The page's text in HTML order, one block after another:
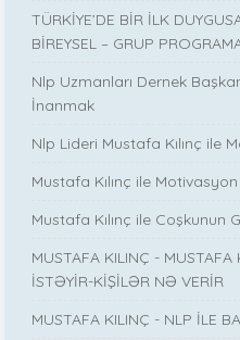
TÜRKİYE’DE BİR İLK
BİREYSEL – GRUP
Nlp Uzmanları Dernek
İnanmak
Nlp Lideri Mustafa Kılınç ile
Mustafa Kılınç ile Motivasyon
Mustafa Kılınç ile Coşkunun
MUSTAFA KILINÇ -
İSTƏYİR-KİŞİLƏR NƏ VERİR
MUSTAFA KILINÇ - NLP İLE